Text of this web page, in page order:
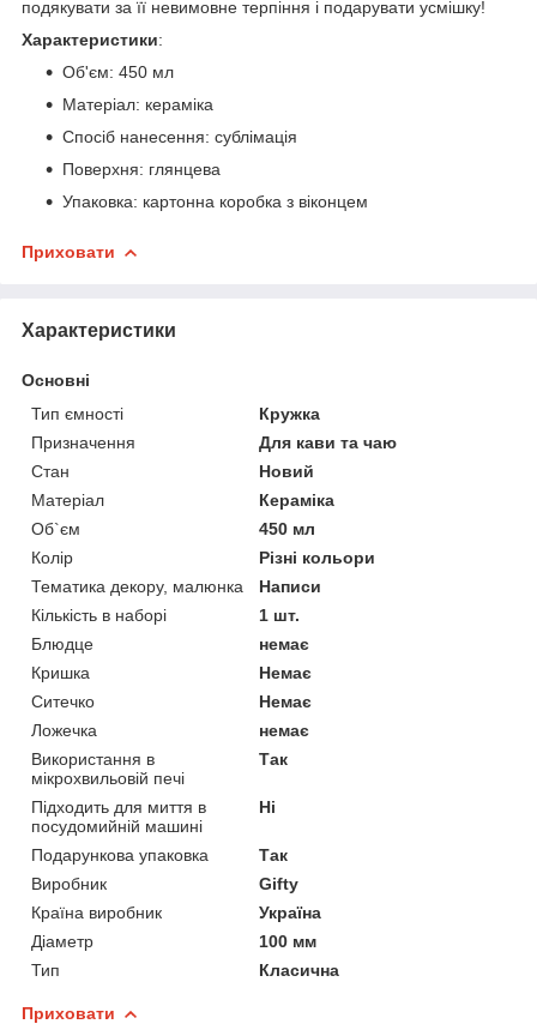
подякувати за її невимовне терпіння і подарувати усмішку!
Характеристики:
Об'єм: 450 мл
Матеріал: кераміка
Спосіб нанесення: сублімація
Поверхня: глянцева
Упаковка: картонна коробка з віконцем
Приховати
Характеристики
Основні
Тип ємності
Кружка
Призначення
Для кави та чаю
Стан
Новий
Матеріал
Кераміка
Об`єм
450 мл
Колір
Різні кольори
Тематика декору, малюнка
Написи
Кількість в наборі
1 шт.
Блюдце
немає
Кришка
Немає
Ситечко
Немає
Ложечка
немає
Використання в
мікрохвильовій печі
Так
Підходить для миття в
посудомийній машині
Ні
Подарункова упаковка
Так
Виробник
Gifty
Країна виробник
Україна
Діаметр
100 мм
Тип
Класична
Приховати